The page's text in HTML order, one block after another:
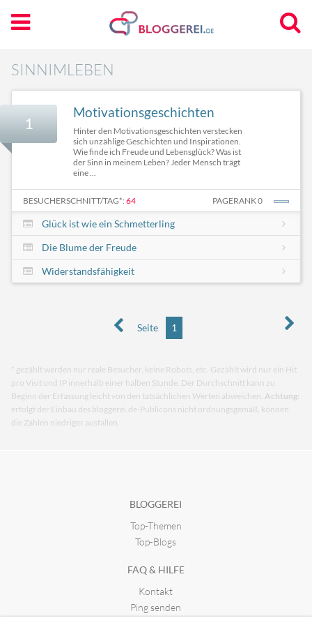
SINNIMLEBEN
1
Motivationsgeschichten
Hinter den Motivationsgeschichten verstecken
sich unzählige Geschichten und Inspirationen.
Wie finde ich Freude und Lebensglück? Was ist
der Sinn in meinem Leben? Jeder Mensch trägt
eine ...
BESUCHERSCHNITT/TAG*: 64 PAGERANK 0
Glück ist wie ein Schmetterling
Die Blume der Freude
Widerstandsfähigkeit
Seite 1
* gezählt werden nur reale Besucher, keine Robots, etc. Gezählt wird nur ein Hit
pro Visit und IP innerhalb einer halben Stunde. Der Durchschnitt kann zu
Beginn der Erfassung leicht von den tatsächlichen Werten abweichen. Achtung:
erfolgt der Einbau des bloggerei.de-Publicons nicht ordnungsgemäß, können
die Zahlen niedriger ausfallen.
BLOGGEREI
Top-Themen
Top-Blogs
FAQ & HILFE
Kontakt
Ping senden